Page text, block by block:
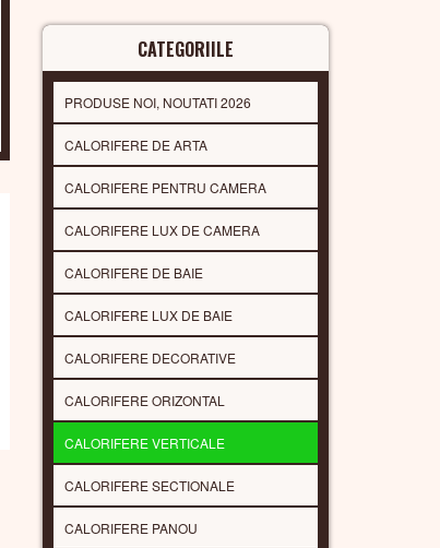
CATEGORIILE
PRODUSE NOI, NOUTATI 2026
CALORIFERE DE ARTA
CALORIFERE PENTRU CAMERA
CALORIFERE LUX DE CAMERA
CALORIFERE DE BAIE
CALORIFERE LUX DE BAIE
CALORIFERE DECORATIVE
CALORIFERE ORIZONTAL
CALORIFERE VERTICALE
CALORIFERE SECTIONALE
CALORIFERE PANOU